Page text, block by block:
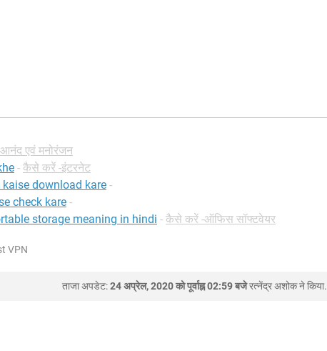
एवं मनोरंजन
- कैसे करें -इंटरनेट
download kare -
check kare -
storage meaning in hindi - कैसे करें -ऑफिस सॉफ्टवेयर
VPN
ताजा अपडेट:24 अप्रेल, 2020 को पूर्वाह्न 02:59 बजेरत्नेंद्र अशोकने किया.